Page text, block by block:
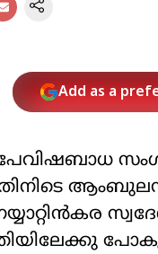
Add as a